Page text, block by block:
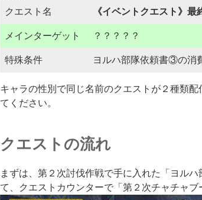
クエスト名
《イベントクエスト》
メインターゲット ？？？？？
特殊条件 ヨルハ部隊依頼書③の消
キャラの性別で同じ名前のクエストが２種類配
てください。
クエストの流れ
まずは、第２次討伐作戦で手に入れた「ヨル
て、クエストカウンターで「第２次チャチャブ